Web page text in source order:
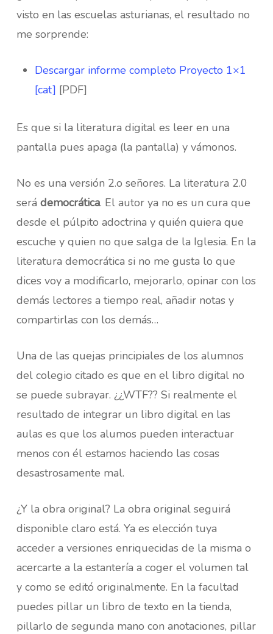
visto en las escuelas asturianas, el resultado no
me sorprende:
Descargar informe completo Proyecto 1×1
[cat] [PDF]
Es que si la literatura digital es leer en una
pantalla pues apaga (la pantalla) y vámonos.
No es una versión 2.o señores. La literatura 2.0
será democrática. El autor ya no es un cura que
desde el púlpito adoctrina y quién quiera que
escuche y quien no que salga de la Iglesia. En la
literatura democrática si no me gusta lo que
dices voy a modificarlo, mejorarlo, opinar con los
demás lectores a tiempo real, añadir notas y
compartirlas con los demás…
Una de las quejas principiales de los alumnos
del colegio citado es que en el libro digital no
se puede subrayar. ¿¿WTF?? Si realmente el
resultado de integrar un libro digital en las
aulas es que los alumos pueden interactuar
menos con él estamos haciendo las cosas
desastrosamente mal.
¿Y la obra original? La obra original seguirá
disponible claro está. Ya es elección tuya
acceder a versiones enriquecidas de la misma o
acercarte a la estantería a coger el volumen tal
y como se editó originalmente. En la facultad
puedes pillar un libro de texto en la tienda,
pillarlo de segunda mano con anotaciones, pillar